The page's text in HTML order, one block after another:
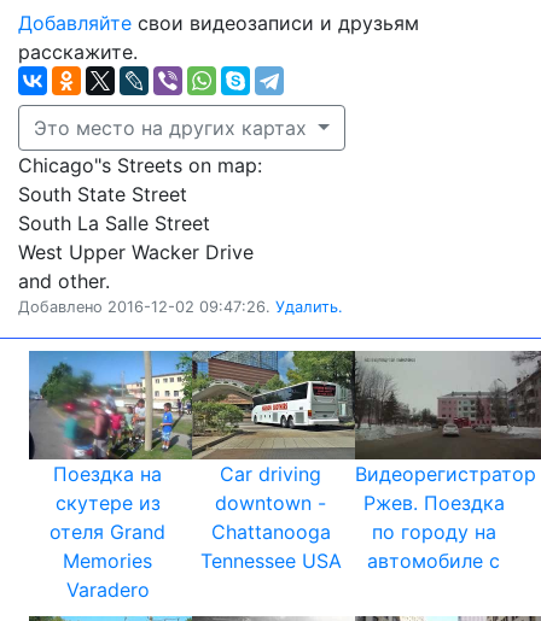
Добавляйте свои видеозаписи и друзьям
расскажите.
Это место на других картах
Chicago"s Streets on map:
South State Street
South La Salle Street
West Upper Wacker Drive
and other.
Добавлено 2016-12-02 09:47:26. Удалить.
Поездка на
скутере из
отеля Grand
Memories
Varadero
Car driving
downtown -
Chattanooga
Tennessee USA
Видеорегистратор
Ржев. Поездка
по городу на
автомобиле с